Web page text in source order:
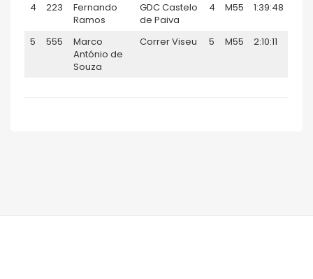
4
223
Fernando
Ramos
GDC Castelo
de Paiva
4 M55 1:39:48
5 555
Marco
António de
Souza
Correr Viseu 5 M55 2:10:11